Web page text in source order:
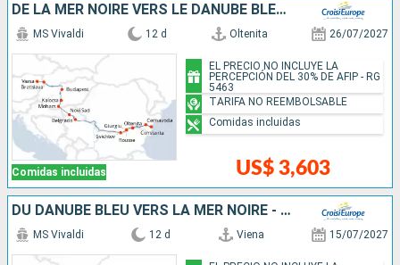
DE LA MER NOIRE VERS LE DANUBE BLEU - DE BUCAREST À VIENNE
Comidas incluidas
MS Vivaldi 12 d Oltenita 26/07/2027
US$ 3,603
EL PRECIO NO INCLUYE LA
PERCEPCIÓN DEL 30% DE AFIP - RG
5463
TARIFA NO REEMBOLSABLE
Comidas incluidas
DU DANUBE BLEU VERS LA MER NOIRE - DE VIENNE À BUCAREST
MS Vivaldi 12 d Viena 15/07/2027